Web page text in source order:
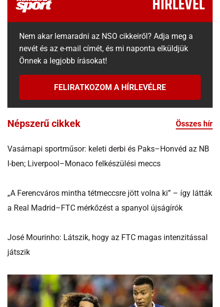
Nem akar lemaradni az NSO cikkeiről? Adja meg a
nevét és az e-mail címét, és mi naponta elküldjük
Önnek a legjobb írásokat!
FELIRATKOZOM A HÍRLEVÉLRE
Népszerű cikkek Összes hír
Vasárnapi sportműsor: keleti derbi és Paks–Honvéd az NB
I-ben; Liverpool–Monaco felkészülési meccs
„A Ferencváros mintha tétmeccsre jött volna ki” – így látták
a Real Madrid–FTC mérkőzést a spanyol újságírók
José Mourinho: Látszik, hogy az FTC magas intenzitással
játszik